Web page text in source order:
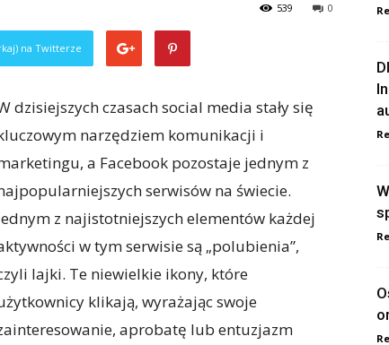
0
539
na Twitterze
dzisiejszych czasach social media stały się
narzędziem komunikacji i
a Facebook pozostaje jednym z
serwisów na świecie.
z najistotniejszych elementów każdej
w tym serwisie są „polubienia”,
lajki. Te niewielkie ikony, które
klikają, wyrażając swoje
aprobatę lub entuzjazm